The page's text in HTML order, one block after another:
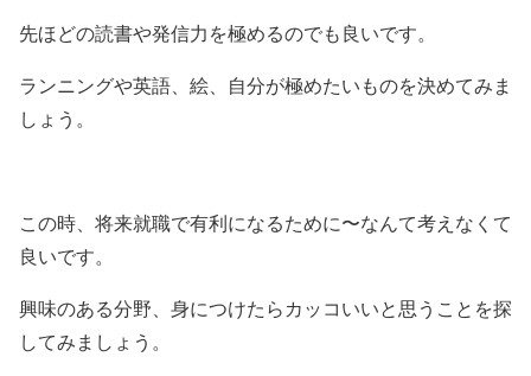
先ほどの読書や発信力を極めるのでも良いです。
ランニングや英語、絵、自分が極めたいものを決めてみま
しょう。
この時、将来就職で有利になるために〜なんて考えなくて
良いです。
興味のある分野、身につけたらカッコいいと思うことを探
してみましょう。